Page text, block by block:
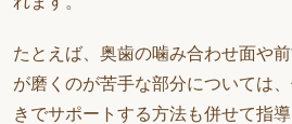
たとえば、奥歯の噛み合わせ面や
が磨くのが苦手な部分については
きでサポートする方法も併せて指導